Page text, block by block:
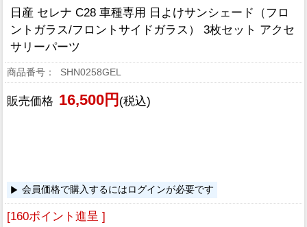
日産 セレナ C28 車種専用 日よけサンシェード（フロ
ントガラス/フロントサイドガラス） 3枚セット アクセ
サリーパーツ
SHN0258GEL
販売価格 16,500円 (税込)
会員価格で購入するにはログインが必要です
[160ポイント進呈 ]